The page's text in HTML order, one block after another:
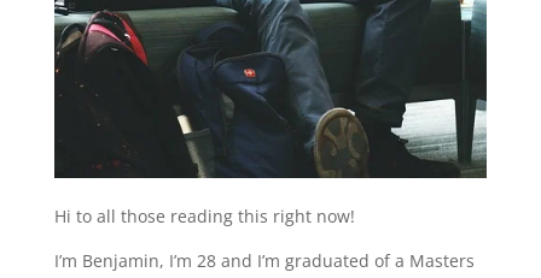
Hi to all those reading this right now!
I’m Benjamin, I’m 28 and I’m graduated of a Masters